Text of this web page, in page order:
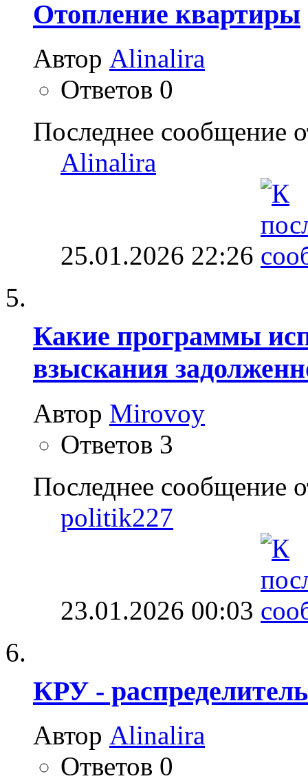
Отопление квартиры
Автор Alinalira
Ответов 0
Последнее сообщение
Alinalira
25.01.2026 22:26
Какие программы
взыскания
Автор Mirovoy
Ответов 3
Последнее сообщение
politik227
23.01.2026 00:03
КРУ -
Автор Alinalira
Ответов 0